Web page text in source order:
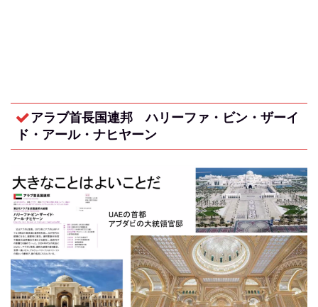
アラブ首長国連邦 ハリーファ・ビン・ザーイ
ド・アール・ナヒヤーン